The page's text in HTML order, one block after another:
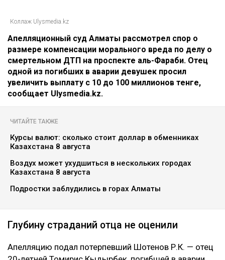
Коллаж Ulysmedia.kz
Апелляционный суд Алматы рассмотрел спор о
размере компенсации морального вреда по делу о
смертельном ДТП на проспекте аль-Фараби. Отец
одной из погибших в аварии девушек просил
увеличить выплату с 10 до 100 миллионов тенге,
сообщает Ulysmedia.kz.
ЧИТАЙТЕ ТАКЖЕ
Курсы валют: сколько стоит доллар в обменниках
Казахстана 8 августа
Воздух может ухудшиться в нескольких городах
Казахстана 8 августа
Подростки заблудились в горах Алматы
Глубину страданий отца не оценили
Апелляцию подал потерпевший Шотенов Р.К. — отец